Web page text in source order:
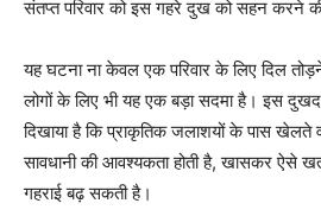
संतप्त परिवार को इस गहरे दुख को सहन करने
यह घटना ना केवल एक परिवार के लिए दिल
लोगों के लिए भी यह एक बड़ा सदमा है। इस
दिखाया है कि प्राकृतिक जलाशयों के पास खेलते
सावधानी की आवश्यकता होती है, खासकर ऐसे
गहराई बढ़ सकती है।